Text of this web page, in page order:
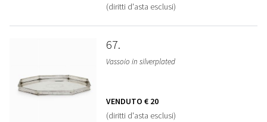
(diritti d'asta esclusi)
67
Vassoio in silverplated
VENDUTO € 20
(diritti d'asta esclusi)